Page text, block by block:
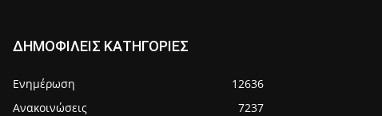
ΔΗΜΟΦΙΛΕΙΣ ΚΑΤΗΓΟΡΙΕΣ
Ενημέρωση
12636
Ανακοινώσεις
7237